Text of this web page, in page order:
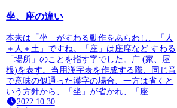
坐、座の違い
本来は「坐」がすわる動作をあらわし、「人
＋人＋土」ですね。「座」は座席など すわる
「場所」のことを指す字でした。广 (家、屋
根)を表す。当用漢字表を作成する際、同じ音
で意味の似通った漢字の場合、一方は省くと
いう方針から、「坐」が省かれ、「座...
2022.10.30